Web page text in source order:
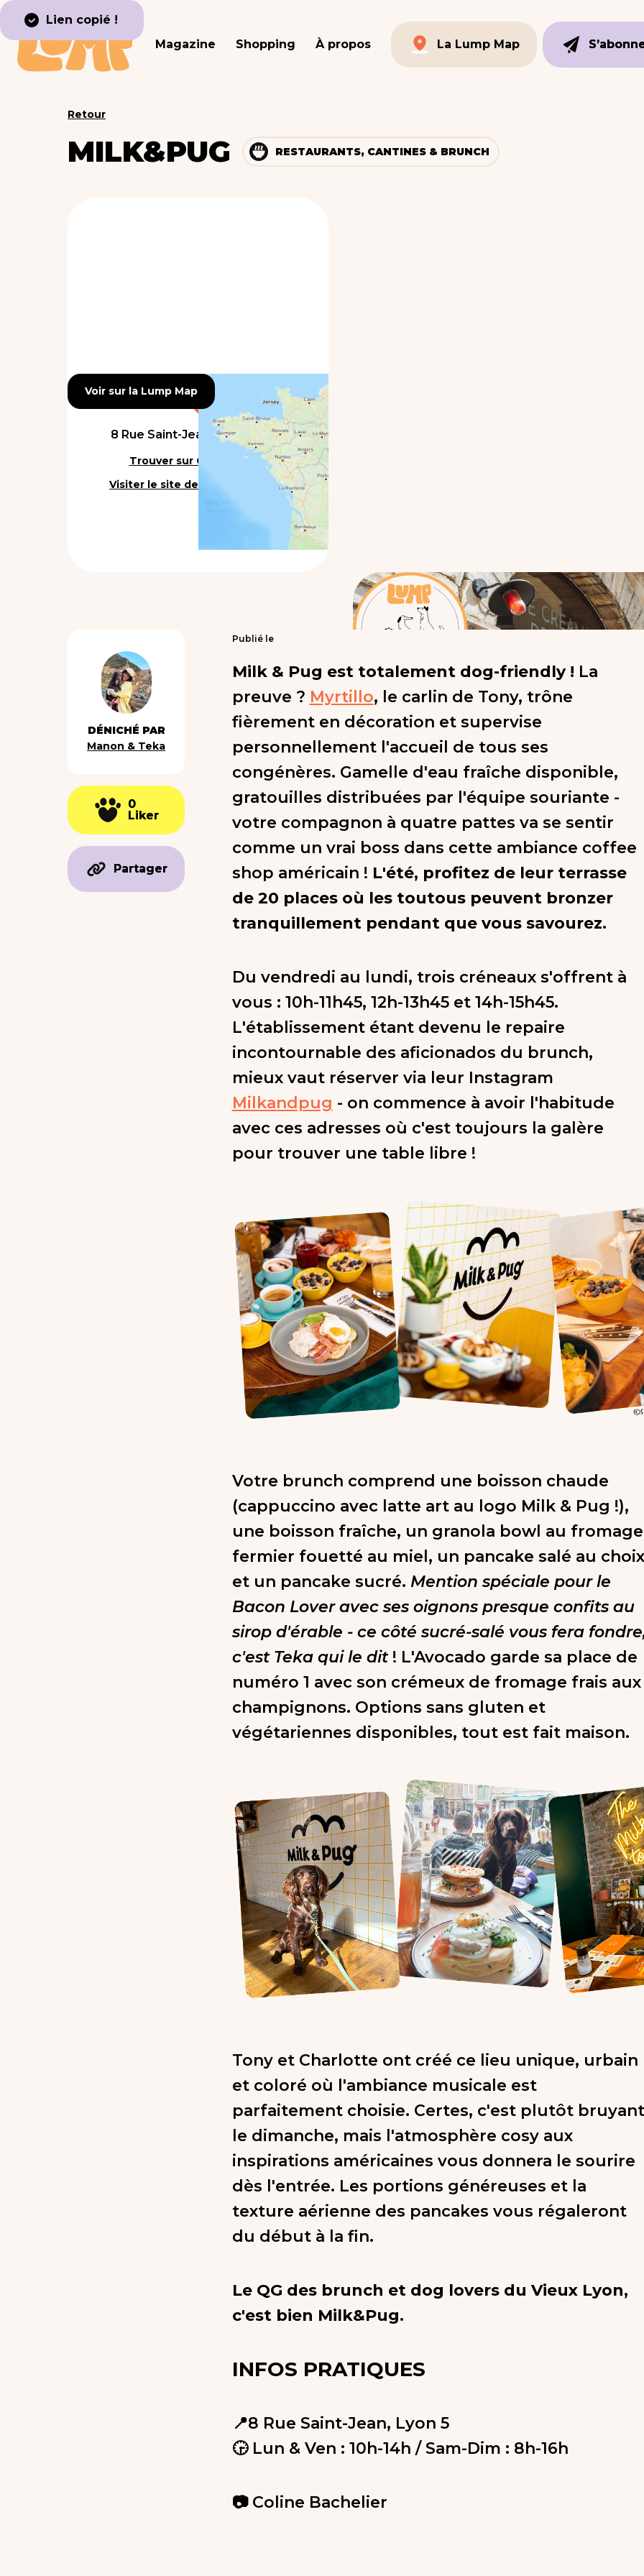
Magazine Shopping À propos
La Lump Map
Lien copié !
Retour
MILK&PUG RESTAURANTS, CANTINES & BRUNCH
Voir sur la Lump Map
Voir sur la Lump Map
8 Rue Saint-Jean, 69005 Lyon
Trouver sur Google Maps
Visiter le site de l'établissement
DÉNICHÉ PAR
Manon & Teka
0
Liker
0
Liker
Partager
Partager
Publié le
Milk & Pug est totalement dog-friendly ! La
preuve ? Myrtillo, le carlin de Tony, trône
fièrement en décoration et supervise
personnellement l'accueil de tous ses
congénères. Gamelle d'eau fraîche disponible,
gratouilles distribuées par l'équipe souriante -
votre compagnon à quatre pattes va se sentir
comme un vrai boss dans cette ambiance coffee
shop américain ! L'été, profitez de leur terrasse
de 20 places où les toutous peuvent bronzer
tranquillement pendant que vous savourez.
Du vendredi au lundi, trois créneaux s'offrent à
vous : 10h-11h45, 12h-13h45 et 14h-15h45.
L'établissement étant devenu le repaire
incontournable des aficionados du brunch,
mieux vaut réserver via leur Instagram
Milkandpug - on commence à avoir l'habitude
avec ces adresses où c'est toujours la galère
pour trouver une table libre !
Votre brunch comprend une boisson chaude
(cappuccino avec latte art au logo Milk & Pug !),
une boisson fraîche, un granola bowl au fromage
fermier fouetté au miel, un pancake salé au choix
et un pancake sucré. Mention spéciale pour le
Bacon Lover avec ses oignons presque confits au
sirop d'érable - ce côté sucré-salé vous fera
c'est Teka qui le dit! L'Avocado garde sa place de
numéro 1 avec son crémeux de fromage frais aux
champignons. Options sans gluten et
végétariennes disponibles, tout est fait maison.
Tony et Charlotte ont créé ce lieu unique, urbain
et coloré où l'ambiance musicale est
parfaitement choisie. Certes, c'est plutôt bruyant
le dimanche, mais l'atmosphère cosy aux
inspirations américaines vous donnera le sourire
dès l'entrée. Les portions généreuses et la
texture aérienne des pancakes vous régaleront
du début à la fin.
Le QG des brunch et dog lovers du Vieux Lyon,
c'est bien Milk&Pug.
INFOS PRATIQUES
📍8 Rue Saint-Jean, Lyon 5
🕞 Lun & Ven : 10h-14h / Sam-Dim : 8h-16h
📷 Coline Bachelier